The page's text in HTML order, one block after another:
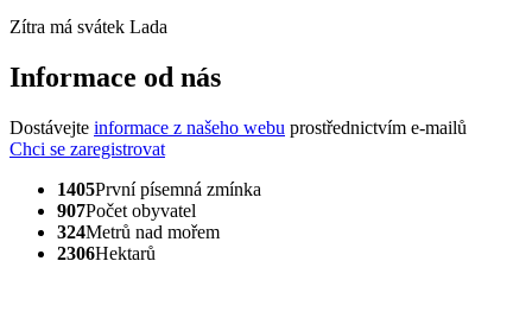
Zítra má svátek Lada
Informace od nás
Dostávejte informace z našeho webu prostřednictvím e-mailů
Chci se zaregistrovat
1405První písemná zmínka
907Počet obyvatel
324Metrů nad mořem
2306Hektarů